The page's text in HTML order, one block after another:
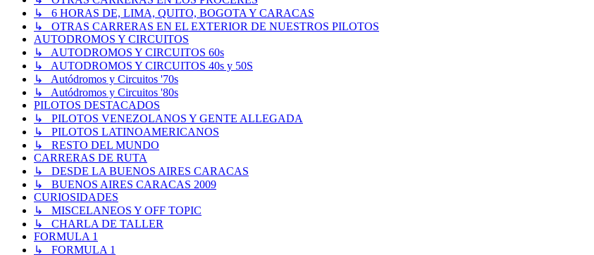
↳ 6 HORAS DE, LIMA, QUITO, BOGOTA Y CARACAS
↳ OTRAS CARRERAS EN EL EXTERIOR DE NUESTROS PILOTOS
AUTODROMOS Y CIRCUITOS
↳ AUTODROMOS Y CIRCUITOS 60s
↳ AUTODROMOS Y CIRCUITOS 40s y 50S
↳ Autódromos y Circuitos '70s
↳ Autódromos y Circuitos '80s
PILOTOS DESTACADOS
↳ PILOTOS VENEZOLANOS Y GENTE ALLEGADA
↳ PILOTOS LATINOAMERICANOS
↳ RESTO DEL MUNDO
CARRERAS DE RUTA
↳ DESDE LA BUENOS AIRES CARACAS
↳ BUENOS AIRES CARACAS 2009
CURIOSIDADES
↳ MISCELANEOS Y OFF TOPIC
↳ CHARLA DE TALLER
FORMULA 1
↳ FORMULA 1